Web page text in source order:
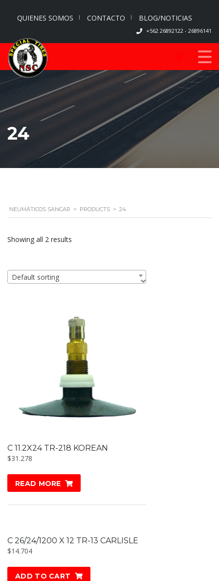
QUIENES SOMOS CONTACTO BLOG/NOTICIAS
+562 26892122 - 26896141
24
NEUMÁTICOS SANCAR > PRODUCTS > 24
Showing all 2 results
Default sorting
C 11.2X24 TR-218 KOREAN
$31.278
READ MORE
C 26/24/1200 X 12 TR-13 CARLISLE
$14.704
ADD TO CART